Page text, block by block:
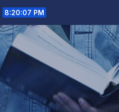
8:20:08 PM